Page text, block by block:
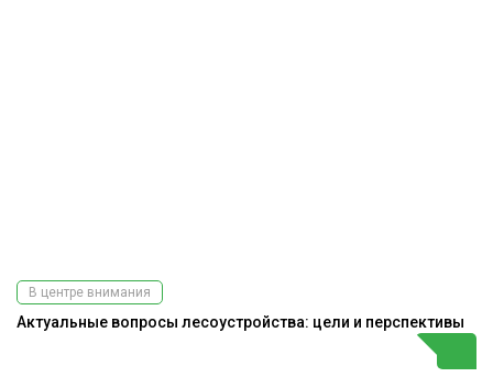
В центре внимания
Актуальные вопросы лесоустройства: цели и перспективы